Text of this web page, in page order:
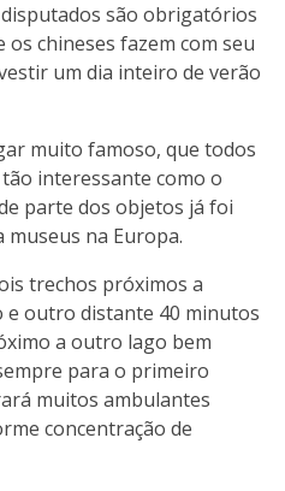
são obrigatórios
chineses fazem com seu
um dia inteiro de verão
muito famoso, que todos
interessante como o
parte dos objetos já foi
museus na Europa.
trechos próximos a
outro distante 40 minutos
a outro lago bem
para o primeiro
muitos ambulantes
concentração de